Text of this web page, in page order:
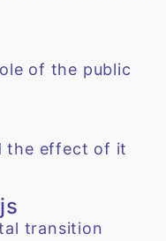
of the public
the effect of it
transition